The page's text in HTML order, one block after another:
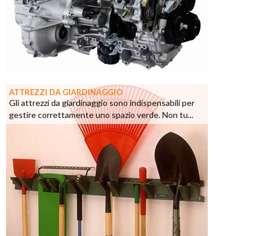
ATTREZZI DA GIARDINAGGIO
Gli attrezzi da giardinaggio sono indispensabili per
gestire correttamente uno spazio verde. Non tu...